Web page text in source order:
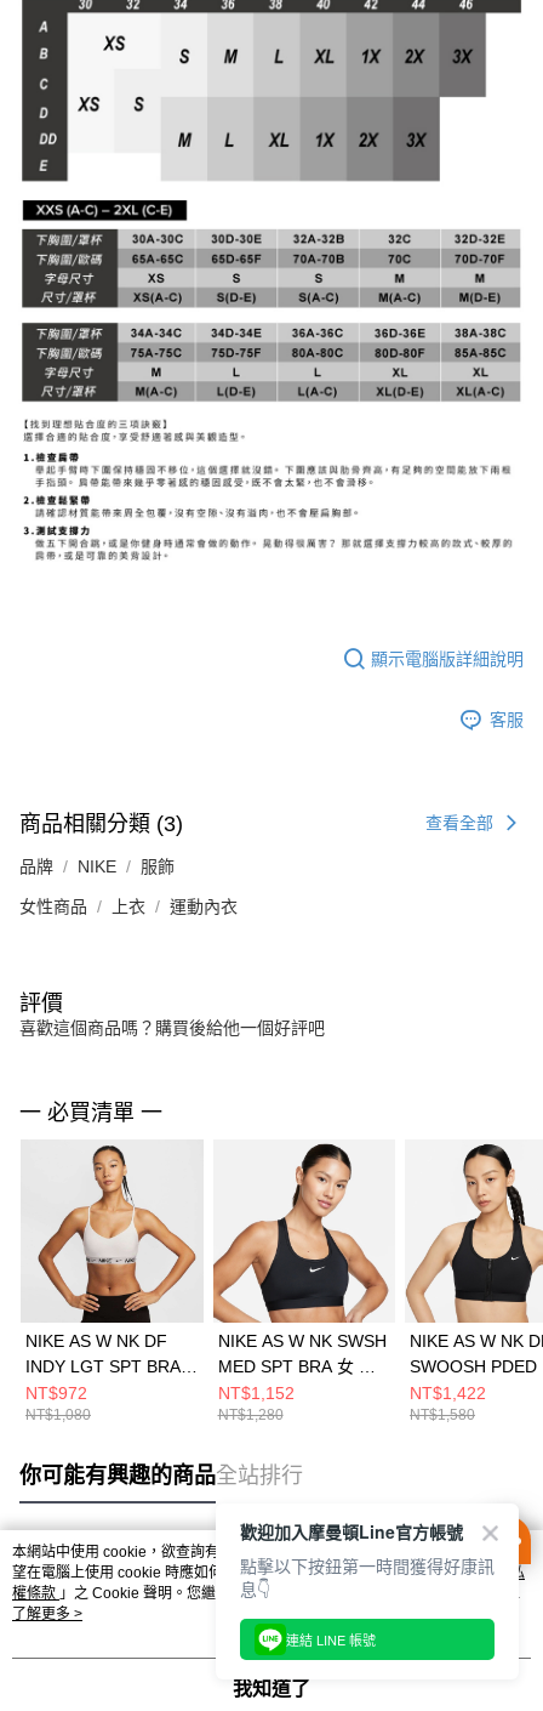
顯示電腦版詳細說明
客服
商品相關分類 (3) 查看全部
品牌 NIKE 服飾
女性商品 上衣 運動內衣
評價
喜歡這個商品嗎？購買後給他一個好評吧
一 必買清單 一
NIKE AS W NK DF
INDY LGT SPT BRA
女 運動內衣
FD1063101
NT$972
NT$1,080
NIKE AS W NK SWSH
MED SPT BRA 女 運
動內衣 DX6822010
NT$1,152
NT$1,280
NIKE AS W NK
SWOOSH PDED
BRA 女 運動內衣
FN2732010
NT$1,422
NT$1,580
你可能有興趣的商品全站排行
熱門標籤
本網站中使用 cookie，欲查詢有關本網站使用 cookie 方式之詳情，及若您不希
望在電腦上使用 cookie 時應如何變更電腦的 cookie 設定，請參閱本網站「
隱私
權條款 」之 Cookie 聲明。您繼續使用本網站即表示您同意本公司得按本網站使
用條款之 Cookie 聲明使用 cookie。
了解更多 >
我知道了
歡迎加入摩曼頓Line官方帳號
點擊以下按鈕第一時間獲得好康訊
息👇
連結 LINE 帳號